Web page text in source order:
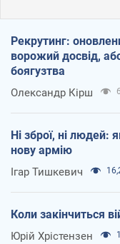
Рекрутинг:
ворожий досвід,
боягузтва
Олександр Кірш
Ні зброї, ні людей:
нову армію
Ігар Тишкевич
Коли закінчиться
Юрій Хрістензен